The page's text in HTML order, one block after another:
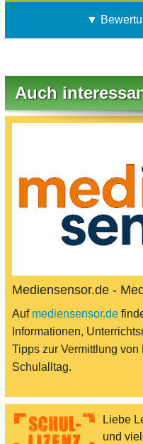
▼
Auch
Mediensensor.de -
Auf mediensensor.de
Informationen,
Tipps zur Vermittlung
Schulalltag.
Liebe
und